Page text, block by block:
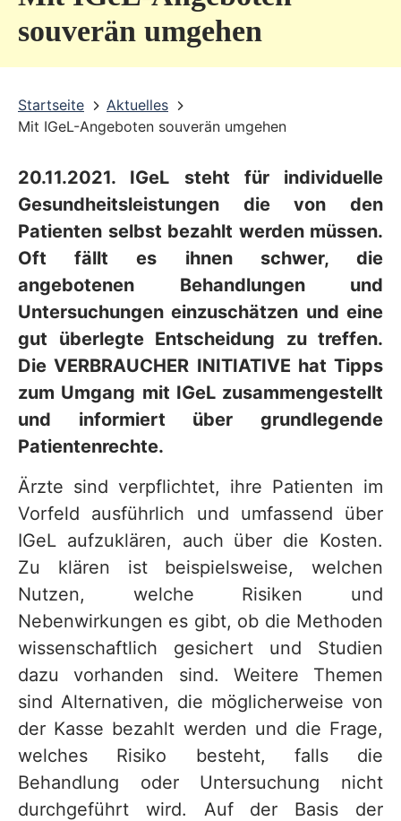
souverän umgehen
Startseite
Aktuelles
Mit IGeL-Angeboten souverän umgehen
20.11.2021. IGeL steht für individuelle
Gesundheitsleistungen die von den
Patienten selbst bezahlt werden müssen.
Oft fällt es ihnen schwer, die
angebotenen Behandlungen und
Untersuchungen einzuschätzen und eine
gut überlegte Entscheidung zu treffen.
Die VERBRAUCHER INITIATIVE hat Tipps
zum Umgang mit IGeL zusammengestellt
und informiert über grundlegende
Patientenrechte.
Ärzte sind verpflichtet, ihre Patienten im
Vorfeld ausführlich und umfassend über
IGeL aufzuklären, auch über die Kosten.
Zu klären ist beispielsweise, welchen
Nutzen, welche Risiken und
Nebenwirkungen es gibt, ob die Methoden
wissenschaftlich gesichert und Studien
dazu vorhanden sind. Weitere Themen
sind Alternativen, die möglicherweise von
der Kasse bezahlt werden und die Frage,
welches Risiko besteht, falls die
Behandlung oder Untersuchung nicht
durchgeführt wird. Auf der Basis der